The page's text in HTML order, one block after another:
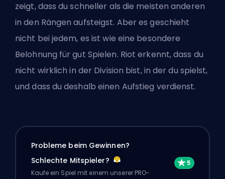
zeigt, dass du schneller als die meisten anderen
in den Rängen aufsteigst. Aber es geschieht
nicht bei jedem, es ist wie eine besondere
Belohnung für gut Spielen. Riot erkennt, dass du
nicht wirklich in der Division bist, in der du spielst,
und dass du deshalb einen Aufstieg verdienst.
Probleme beim Gewinnen?
Schlechte Mitspieler?
Kaufe ein Spiel mit einem unserer PRO-